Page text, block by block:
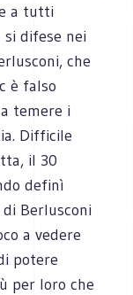
a tutti
difese nei
che
è falso
temere i
Difficile
il 30
definì
Berlusconi
a vedere
potere
per loro che